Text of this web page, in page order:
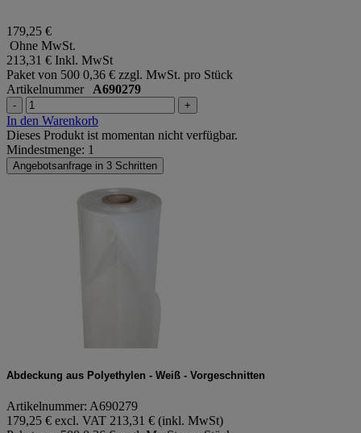
179,25 €
Ohne MwSt.
213,31 € Inkl. MwSt
Paket von 500 0,36 € zzgl. MwSt. pro Stück
Artikelnummer A690279
- +
In den Warenkorb
Dieses Produkt ist momentan nicht verfügbar.
Mindestmenge: 1
Angebotsanfrage in 3 Schritten
Abdeckung aus Polyethylen - Weiß - Vorgeschnitten
Artikelnummer: A690279
179,25 € excl. VAT 213,31 € (inkl. MwSt)